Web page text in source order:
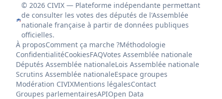
© 2026 CIVIX — Plateforme indépendante permettant
de consulter les votes des députés de l'Assemblée
nationale française à partir de données publiques
officielles.
À proposComment ça marche ?Méthodologie
ConfidentialitéCookiesFAQVotes Assemblée nationale
Députés Assemblée nationaleLois Assemblée nationale
Scrutins Assemblée nationaleEspace groupes
Modération CIVIXMentions légalesContact
Groupes parlementairesAPIOpen Data